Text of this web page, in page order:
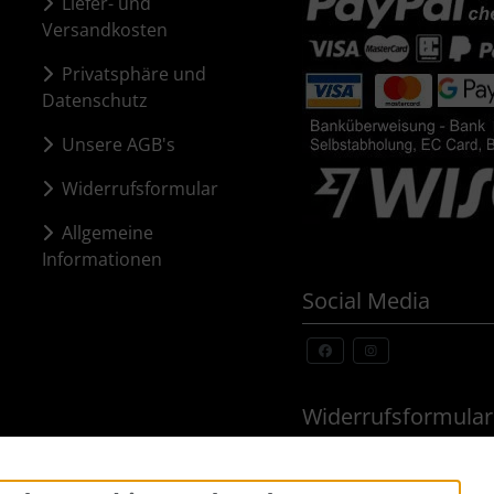
Versandkosten
Privatsphäre und
Datenschutz
Unsere AGB's
Widerrufsformular
Allgemeine
Informationen
Social Media
Widerrufsformular